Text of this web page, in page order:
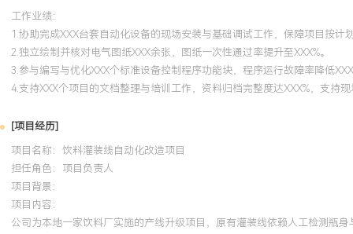
工作业绩：
1.协助完成XXX台套自动化设备的现场安装与基础调试工作，保障项目按计
2.独立绘制并核对电气图纸XXX余张，图纸一次性通过率提升至XXX%。
3.参与编写与优化XXX个标准设备控制程序功能块，程序运行故障率降低
4.支持XXX个项目的文档整理与培训工作，资料归档完整度达XXX%，支持
[项目经历]
项目名称：饮料灌装线自动化改造项目
担任角色： 项目负责人
项目背景：
项目内容：
公司为本地一家饮料厂实施的产线升级项目，原有灌装线依赖人工检测瓶